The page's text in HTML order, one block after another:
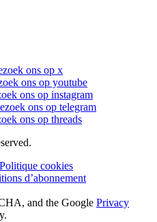
ons op x
ons op youtube
ons op instagram
ons op telegram
ons op threads
Politique cookies
d’abonnement
and the Google Privacy